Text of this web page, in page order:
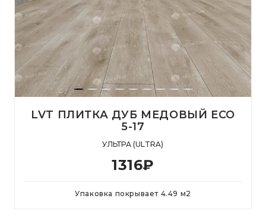
LVT ПЛИТКА ДУБ МЕДОВЫЙ ECO
5-17
УЛЬТРА (ULTRA)
1316₽
Упаковка покрывает 4.49 м2